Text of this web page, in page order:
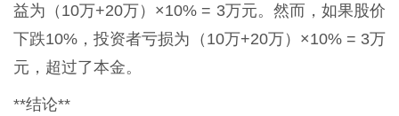
益为（10万+20万）×10% = 3万元。然而，如果股价
下跌10%，投资者亏损为（10万+20万）×10% = 3万
元，超过了本金。
**结论**